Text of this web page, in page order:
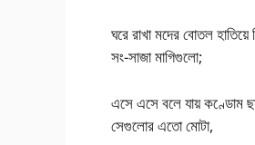
ঘরে রাখা মদের বোতল
সং-সাজা মাগিগুলো;
এসে এসে বলে যায় কণ্ডোম
সেগুলোর এতো মোটা,